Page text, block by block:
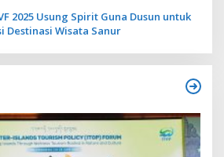
2025 Usung Spirit Guna Dusun untuk
Destinasi Wisata Sanur